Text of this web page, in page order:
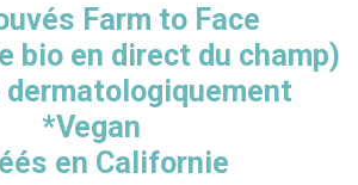
Farm to Face
bio en direct du champ)
*Vegan
en Californie